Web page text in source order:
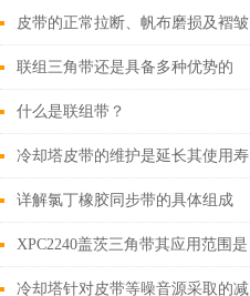
皮带的正常拉断、帆布磨损及褶皱
失效
联组三角带还是具备多种优势的
什么是联组带？
冷却塔皮带的维护是延长其使用寿
命的关键
详解氯丁橡胶同步带的具体组成
XPC2240盖茨三角带其应用范围是
极为广泛的
冷却塔针对皮带等噪音源采取的减